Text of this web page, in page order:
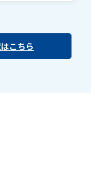
こちら